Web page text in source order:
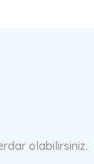
olabilirsiniz.